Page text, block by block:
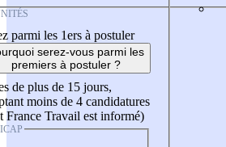
parmi les 1ers à postuler
serez-vous parmi les
premiers à postuler ?
de plus de 15 jours,
moins de 4 candidatures
France Travail est informé)